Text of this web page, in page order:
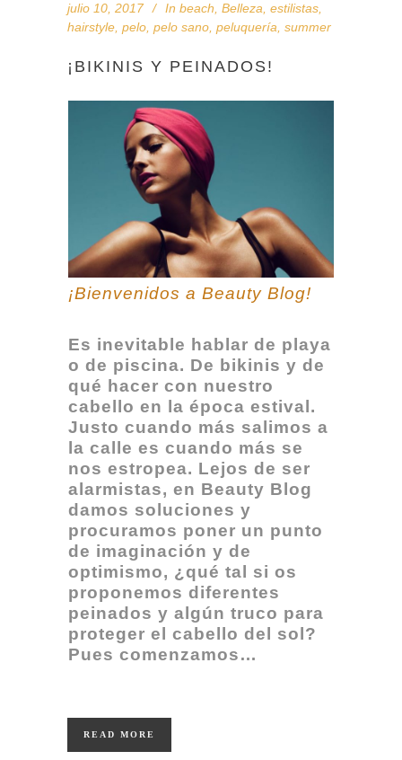
julio 10, 2017 In beach, Belleza, estilistas,
hairstyle, pelo, pelo sano, peluquería, summer
¡BIKINIS Y PEINADOS!
¡Bienvenidos a Beauty Blog!
Es inevitable hablar de playa
o de piscina. De bikinis y de
qué hacer con nuestro
cabello en la época estival.
Justo cuando más salimos a
la calle es cuando más se
nos estropea. Lejos de ser
alarmistas, en Beauty Blog
damos soluciones y
procuramos poner un punto
de imaginación y de
optimismo, ¿qué tal si os
proponemos diferentes
peinados y algún truco para
proteger el cabello del sol?
Pues comenzamos…
READ MORE